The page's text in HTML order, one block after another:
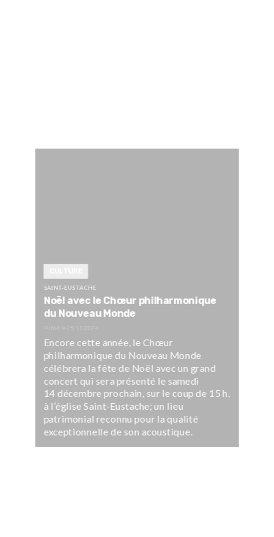
SAINT-EUSTACHE
Noël avec le Chœur philharmonique
du Nouveau Monde
Encore cette année, le Chœur
philharmonique du Nouveau Monde
célébrera la fête de Noël avec un grand
concert qui sera présenté le samedi
14 décembre prochain, sur le coup de 15 h,
à l’église Saint-Eustache; un lieu
patrimonial reconnu pour la qualité
exceptionnelle de son acoustique.